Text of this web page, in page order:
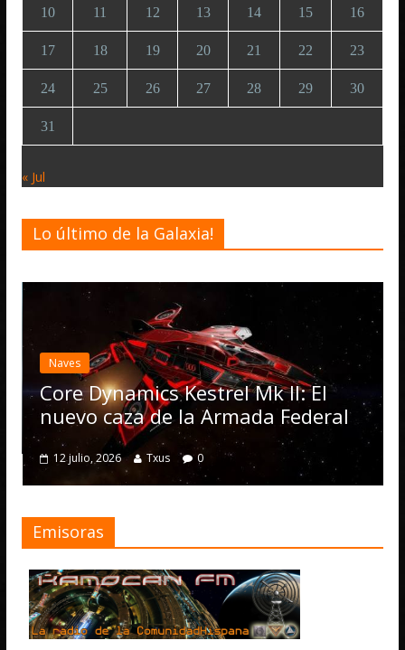
10 11 12 13 14 15 16
17 18 19 20 21 22 23
24 25 26 27 28 29 30
31
« Jul
Lo último de la Galaxia!
Naves
Core Dynamics Kestrel Mk II: El
nuevo caza de la Armada Federal
12 julio, 2026 Txus 0
Emisoras